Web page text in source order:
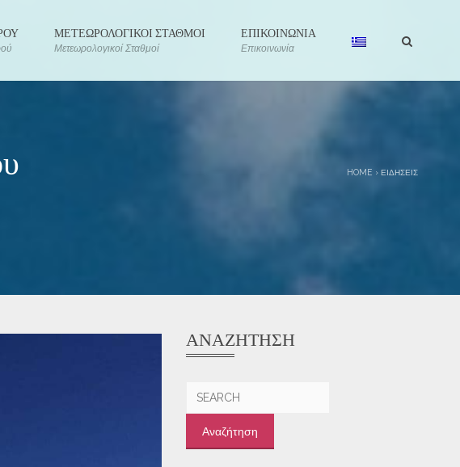
ΜΕΤΕΩΡΟΛΟΓΙΚΟΙ ΣΤΑΘΜΟΙ
Μετεωρολογικοί Σταθμοί
ΕΠΙΚΟΙΝΩΝΙΑ
Επικοινωνία
HOME › ΕΙΔΉΣΕΙΣ
ΑΝΑΖΉΤΗΣΗ